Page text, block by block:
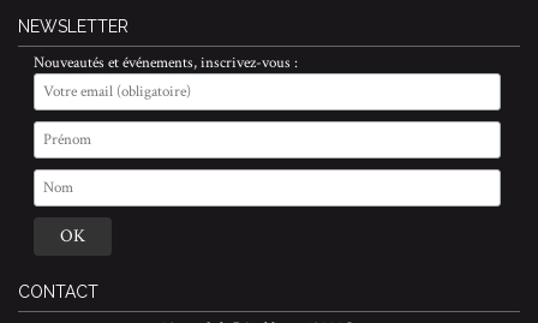
NEWSLETTER
Nouveautés et événements, inscrivez-vous :
CONTACT